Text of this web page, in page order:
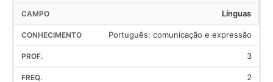
Línguas
Português: comunicação e expressão
3
2